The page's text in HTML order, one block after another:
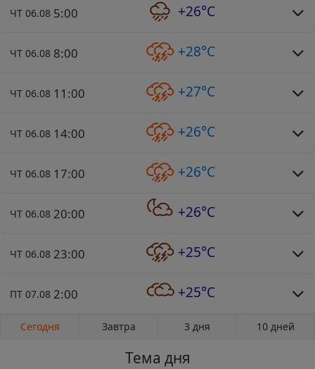
ЧТ 06.08 5:00 +26°C
ЧТ 06.08 8:00 +28°C
ЧТ 06.08 11:00 +27°C
ЧТ 06.08 14:00 +26°C
ЧТ 06.08 17:00 +26°C
ЧТ 06.08 20:00 +26°C
ЧТ 06.08 23:00 +25°C
ПТ 07.08 2:00 +25°C
Сегодня Завтра 3 дня 10 дней
Тема дня